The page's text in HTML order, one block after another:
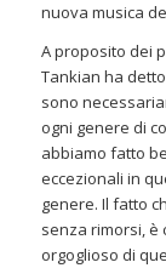
nuova musica
A proposito dei
Tankian ha
sono
ogni genere di
abbiamo fatto
eccezionali in
genere. Il fatto
senza rimorsi, è
orgoglioso di